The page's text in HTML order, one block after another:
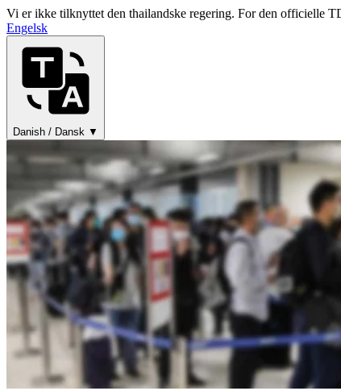
Vi er ikke tilknyttet den thailandske regering. For den officielle
Engelsk
Danish / Dansk ▼